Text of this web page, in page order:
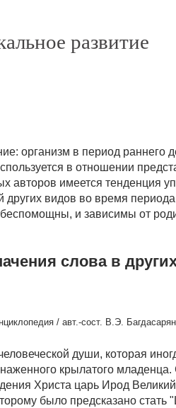
развитие
организм в период раннего
в отношении
авторов имеется тенденция
видов во время периода
беспомощны, и зависимы от
слова в
/ авт.-сост. В.Э.
души, которая
крылатого младенца.
Христа царь Ирод
было предсказано стать